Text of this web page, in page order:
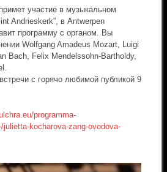
участие в музыкальном
Andrieskerk”, в Antwerpen
программу с органом. Вы
Wolfgang Amadeus Mozart, Luigi
Bach, Felix Mendelssohn-Bartholdy,
с горячо любимой публикой 9
programma-
julietta-kocharova-zang-ovodova-